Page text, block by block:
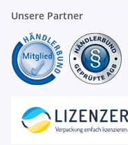
Unsere Partner